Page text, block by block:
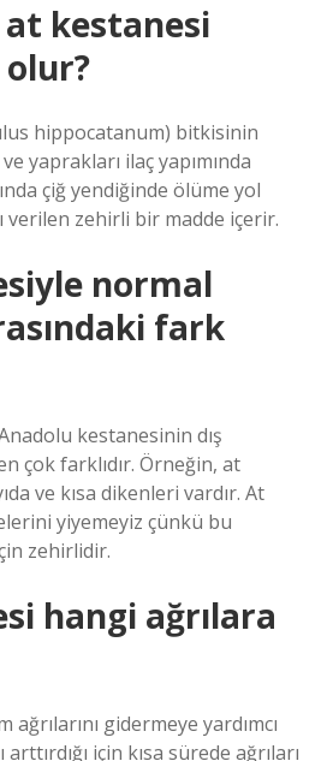
at kestanesi
hippocatanum) bitkisinin
yaprakları ilaç yapımında
çiğ yendiğinde ölüme yol
verilen zehirli bir madde içerir.
normal
fark
kestanesinin dış
çok farklıdır. Örneğin, at
ve kısa dikenleri vardır. At
yiyemeyiz çünkü bu
zehirlidir.
hangi ağrılara
gidermeye yardımcı
arttırdığı için kısa sürede ağrıları